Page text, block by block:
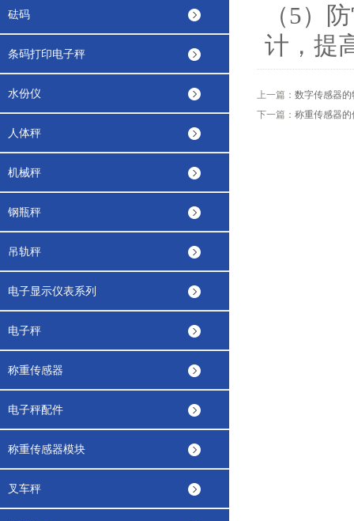
砝码
条码打印电子秤
水份仪
人体秤
机械秤
钢瓶秤
吊轨秤
电子显示仪表系列
电子秤
称重传感器
电子秤配件
称重传感器模块
叉车秤
（5）
计，提
上一篇： 数字传感器的
下一篇： 称重传感器的